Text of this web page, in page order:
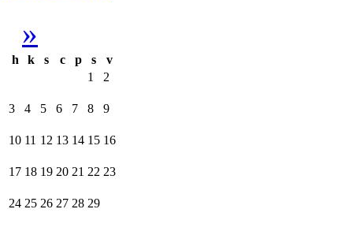
»
h k s c p s
v
1
2
3 4 5 6 7 8 9
10 11 12 13 14 15 16
17 18 19 20 21 22 23
24 25 26 27 28 29